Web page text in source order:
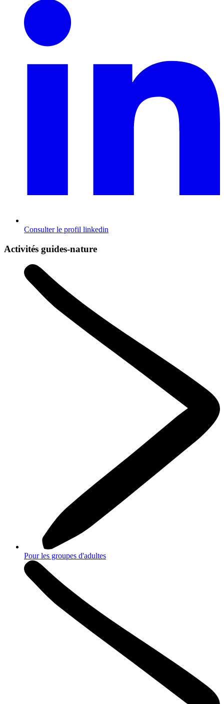
Consulter le profil linkedin
Activités guides-nature
Pour les groupes d'adultes